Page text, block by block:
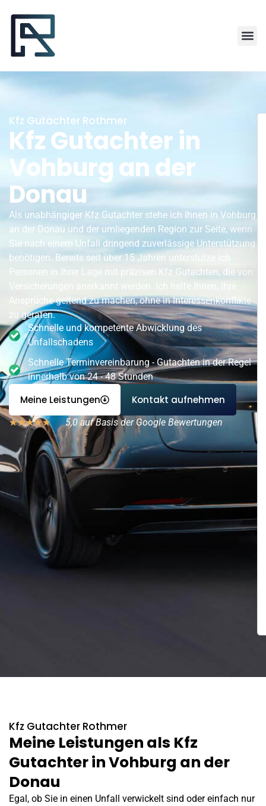
Kfz Gutachter Rothmer
Kfz Gutachter in
Vohburg an der
Donau
Als unabhängiger Kfz Gutachter stehe ich Ihnen in Vohburg
an der Donau und der umliegenden Region zur Seite, wenn
Sie nach einem Unfall dringend zuverlässige Unterstützung
benötigen. Bereits seit über 15 Jahren unterstütze ich
Personen in Ihrer Lage mit präzisen Kfz Gutachten, die von
Versicherungen anerkannt werden. Ich helfe Ihnen, Ihre
Ansprüche geltend zu machen, ohne in Interessenkonflikte
zu geraten.
Schnelle und kompetente Abwicklung des
Unfallschadens
Schnelle Terminvereinbarung - Gutachten in der Regel
innerhalb von 24 - 48 Stunden
Meine Leistungen Kontakt aufnehmen
★★★★★ 5,0 auf Basis der Google Bewertungen
Kfz Gutachter Rothmer
Meine Leistungen als Kfz
Gutachter in Vohburg an der
Donau
Egal, ob Sie in einen Unfall verwickelt sind oder einfach nur